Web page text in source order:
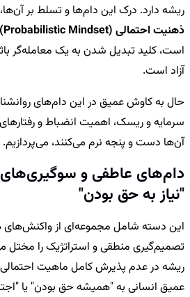
ریشه دارد. درک این دام‌ها و تسلط بر
ذهنیت احتمالی (Probabilistic Mindset)
است، کلید تبدیل شدن به یک معامله‌گر
آزاد است.
حال به کاوش عمیق در این دام‌های
سرمایه و ریسک، اهمیت انضباط و
آن‌ها دست و پنجه نرم می‌کنند، می‌پردازیم.
دام‌های عاطفی و سوگیری‌های
"نیاز به حق بودن"
این دسته شامل مجموعه‌ای از
تصمیم‌گیری منطقی و استراتژیک را مختل
ریشه در عدم پذیرش کامل ماهیت احتمالی
عمیق انسانی به "همیشه حق بودن" یا